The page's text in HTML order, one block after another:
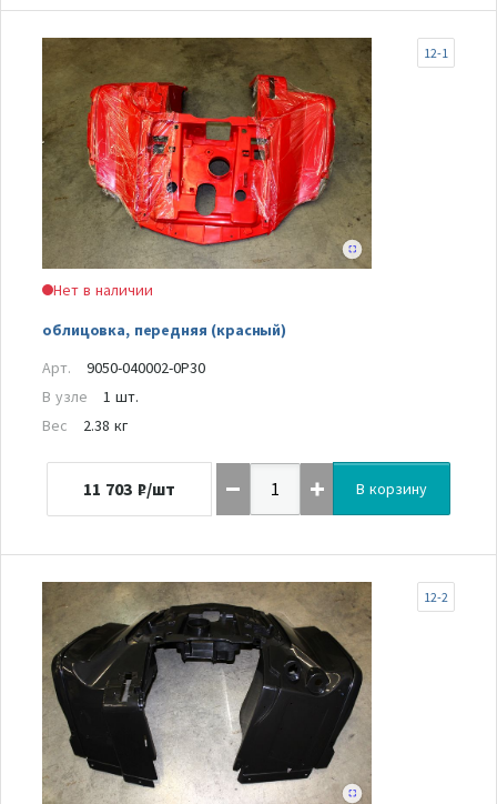
Нет в наличии
облицовка, передняя (красный)
12-1
Арт.
9050-040002-0P30
В узле
1 шт.
Вес
2.38 кг
11 703 ₽/шт В корзину
12-2